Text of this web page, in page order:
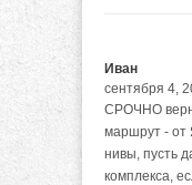
Иван
сентября 4,
СРОЧНО
маршрут - от
нивы, пусть
комплекса,